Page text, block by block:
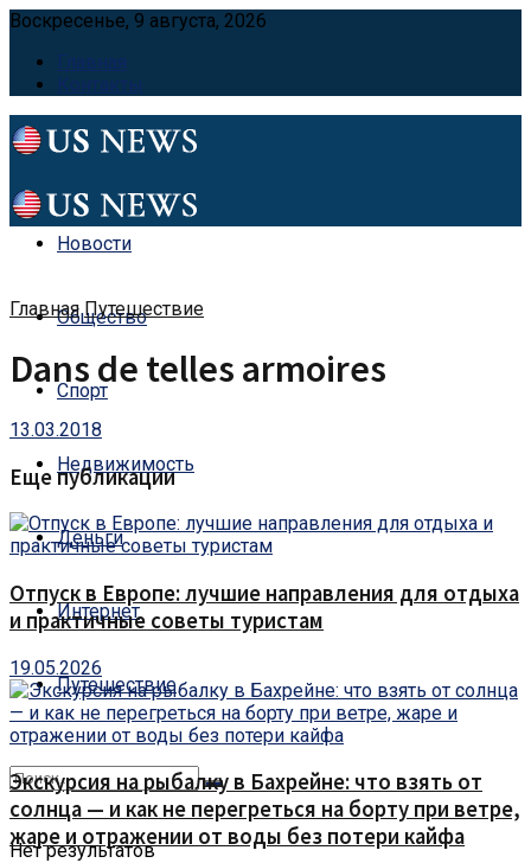
Воскресенье, 9 августа, 2026
Главная
Контакты
Новости
Общество
Спорт
Недвижимость
Деньги
Интернет
Путешествие
Нет результатов
Главная Путешествие
Dans de telles armoires
13.03.2018
Еще публикации
Отпуск в Европе: лучшие направления для отдыха
и практичные советы туристам
19.05.2026
Экскурсия на рыбалку в Бахрейне: что взять от
солнца — и как не перегреться на борту при ветре,
жаре и отражении от воды без потери кайфа